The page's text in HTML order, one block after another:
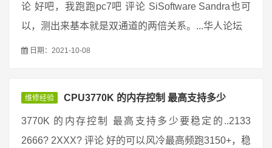
论 好吧，我跑跑pc7吧 评论 SiSoftware Sandra也可
以，测出来基本就是双通道的两倍关系。...华人论坛
日期：2021-10-08
维修经验 CPU3770K 的内存控制 最高支持多少
3770K 的内存控制 最高支持多少要稳定的..2133
2666? 2XXX? 评论 好的可以风冷最高频跑3150+，稳